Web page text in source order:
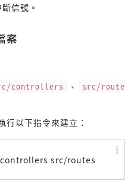
信號。
案
controllers 、
src/route
以下指令來建立：
src/routes